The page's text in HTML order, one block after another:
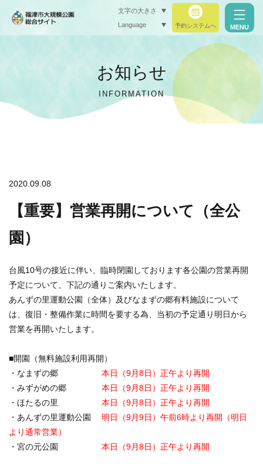
文字の大きさ
Language 予約システムへ MENU
お知らせ
INFORMATION
2020.09.08
【重要】営業再開について（全公
園）
台風10号の接近に伴い、臨時閉園しております各公園の営業再開
予定について、下記の通りご案内いたします。
あんずの里運動公園（全体）及びなまずの郷有料施設について
は、復旧・整備作業に時間を要する為、当初の予定通り明日から
営業を再開いたします。
■開園（無料施設利用再開）
・なまずの郷 本日（9月8日）正午より再開
・みずがめの郷 本日（9月8日）正午より再開
・ほたるの里 本日（9月8日）正午より再開
・あんずの里運動公園
明日（9月9日）午前6時より再開（明日
より通常営業）
・宮の元公園 本日（9月8日）正午より再開